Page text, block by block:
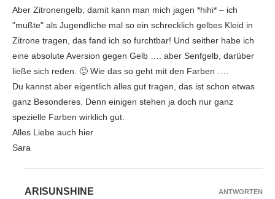
Aber Zitronengelb, damit kann man mich jagen *hihi* – ich
"mußte" als Jugendliche mal so ein schrecklich gelbes Kleid in
Zitrone tragen, das fand ich so furchtbar! Und seither habe ich
eine absolute Aversion gegen Gelb …. aber Senfgelb, darüber
ließe sich reden. 🙂 Wie das so geht mit den Farben ….
Du kannst aber eigentlich alles gut tragen, das ist schon etwas
ganz Besonderes. Denn einigen stehen ja doch nur ganz
spezielle Farben wirklich gut.
Alles Liebe auch hier
Sara
ARISUNSHINE ANTWORTEN